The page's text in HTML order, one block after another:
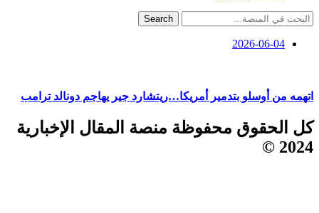
Search
2026-06-04
اتهمه من أوسلو بتدمير أمريكا…ريتشارد جير يهاجم دونالد ترامب
كل الحقوق محفوظة منصة المقال الإخبارية
2024 ©